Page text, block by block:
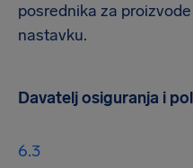
posrednika za
nastavku.
Davatelj osiguranja i